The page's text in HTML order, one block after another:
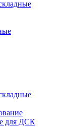
для ДСК